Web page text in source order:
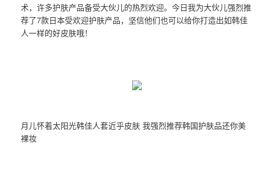
术，许多护肤产品备受大伙儿的热烈欢迎。今日我为大伙儿强烈推
荐了7款日本受欢迎护肤产品，坚信他们也可以给你打造出如韩佳
人一样的好皮肤哦！
月儿怀着太阳光韩佳人套近乎皮肤 我强烈推荐韩国护肤品还你美
裸妆